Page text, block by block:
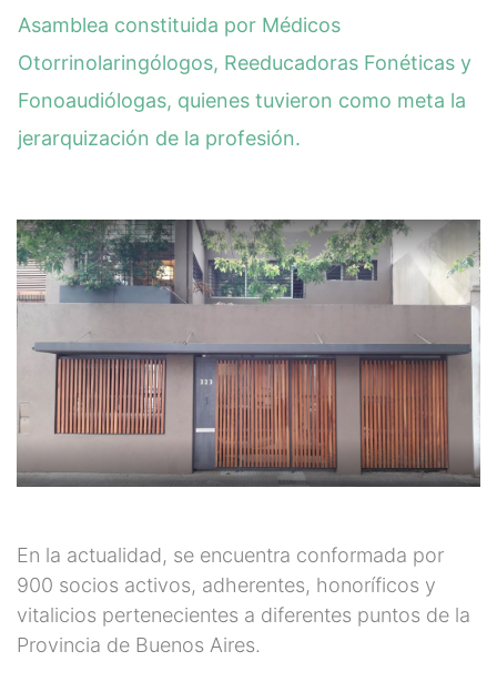
Asamblea constituida por Médicos
Otorrinolaringólogos, Reeducadoras Fonéticas y
Fonoaudiólogas, quienes tuvieron como meta la
jerarquización de la profesión.
En la actualidad, se encuentra conformada por
900 socios activos, adherentes, honoríficos y
vitalicios pertenecientes a diferentes puntos de la
Provincia de Buenos Aires.